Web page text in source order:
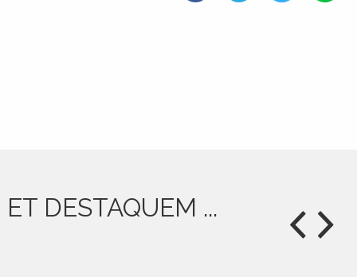
ET DESTAQUEM ...